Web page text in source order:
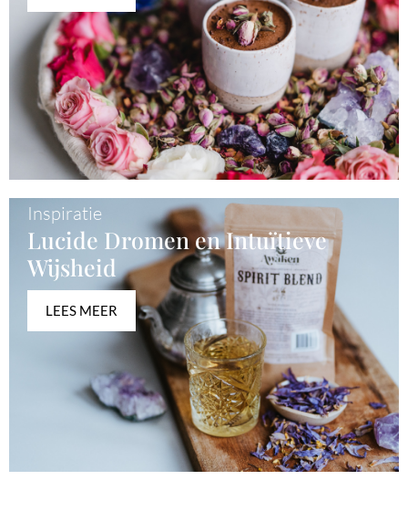
Inspiratie
Lucide Dromen en Intuïtieve
Wijsheid
LEES MEER